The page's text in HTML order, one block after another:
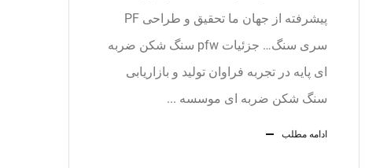
پیشرفته از جهان ما تحقیق و طراحی PF
سری سنگ… جزئیات pfw سنگ شکن ضربه
ای پایه در تجربه فراوان تولید و بازاریابی
سنگ شکن ضربه ای موسسه ...
ادامه مطلب